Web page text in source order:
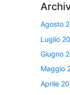
Agosto
Luglio
Giugno
Maggio
Aprile